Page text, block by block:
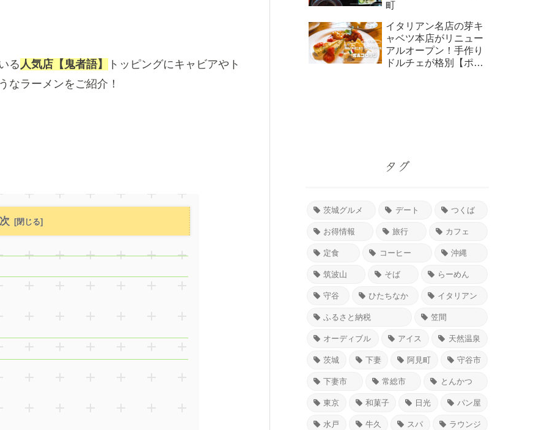
る 人気店【鬼者語】
トッピングにキャビアやト
なラーメンをご紹介！
町
イタリアン名店の芽キ
ャベツ本店がリニュー
アルオープン！手作り
ドルチェが格別【ポル
タグ
茨城グルメ デート つくば
お得情報 旅行 カフェ
定食 コーヒー 沖縄
筑波山 そば らーめん
守谷 ひたちなか イタリアン
ふるさと納税 笠間
オーディブル アイス 天然温泉
茨城 下妻 阿見町 守谷市
下妻市 常総市 とんかつ
東京 和菓子 日光 パン屋
水戸 牛久 スパ ラウンジ